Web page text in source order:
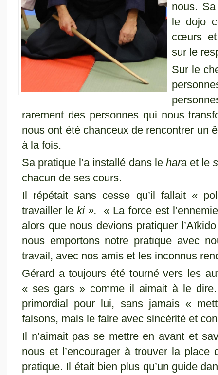
nous.
le dojo
cœurs et
sur le
Sur le
rarement des personnes qui nous
nous ont été chanceux de rencontrer un
à la fois.
Sa pratique l’a installé dans le hara et le
chacun de ses cours.
Il répétait sans cesse qu’il fallait «
travailler leki ».
« La force est
alors que nous devions pratiquer
nous emportons notre pratique avec
travail, avec nos amis et les inconnus
Gérard a toujours été tourné vers les
« ses gars » comme il aimait à le
primordial pour lui, sans jamais «
faisons, mais le faire avec sincérité et
Il n’aimait pas se mettre en avant et
nous et l’encourager à trouver la place
pratique. Il était bien plus qu’un guide